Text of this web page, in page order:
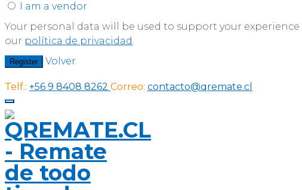
I am a vendor
Your personal data will be used to support your
our política de privacidad.
Register Volver
Telf.: +56 9 8408 8262 Correo: contacto@qremate.cl